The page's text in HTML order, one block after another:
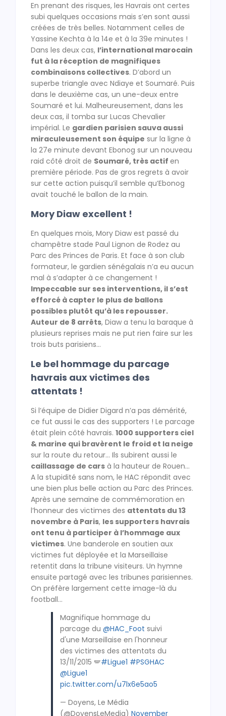
En prenant des risques, les Havrais ont certes
subi quelques occasions mais s’en sont aussi
créées de très belles. Notamment celles de
Yassine Kechta à la 14e et à la 39e minutes !
Dans les deux cas, l’international marocain
fut à la réception de magnifiques
combinaisons collectives. D’abord un
superbe triangle avec Ndiaye et Soumaré. Puis
dans le deuxième cas, un une-deux entre
Soumaré et lui. Malheureusement, dans les
deux cas, il tomba sur Lucas Chevalier
impérial. Le gardien parisien sauva aussi
miraculeusement son équipe sur la ligne à
la 27e minute devant Ebonog sur un nouveau
raid côté droit de Soumaré, très actif en
première période. Pas de gros regrets à avoir
sur cette action puisqu’il semble qu’Ebonog
avait touché le ballon de la main.
Mory Diaw excellent !
En quelques mois, Mory Diaw est passé du
champêtre stade Paul Lignon de Rodez au
Parc des Princes de Paris. Et face à son club
formateur, le gardien sénégalais n’a eu aucun
mal à s’adapter à ce changement !
Impeccable sur ses interventions, il s’est
efforcé à capter le plus de ballons
possibles plutôt qu’à les repousser.
Auteur de 8 arrêts, Diaw a tenu la baraque à
plusieurs reprises mais ne put rien faire sur les
trois buts parisiens…
Le bel hommage du parcage
havrais aux victimes des
attentats !
Si l’équipe de Didier Digard n’a pas démérité,
ce fut aussi le cas des supporters ! Le parcage
était plein côté havrais. 1000 supporters ciel
& marine qui bravèrent le froid et la neige
sur la route du retour… Ils subirent aussi le
caillassage de cars à la hauteur de Rouen…
A la stupidité sans nom, le HAC répondit avec
une bien plus belle action au Parc des Princes.
Après une semaine de commémoration en
l’honneur des victimes des attentats du 13
novembre à Paris, les supporters havrais
ont tenu à participer à l’hommage aux
victimes. Une banderole en soutien aux
victimes fut déployée et la Marseillaise
retentit dans la tribune visiteurs. Un hymne
ensuite partagé avec les tribunes parisiennes.
On préfère largement cette image-là du
football…
Magnifique hommage du
parcage du @HAC_Foot suivi
d'une Marseillaise en l'honneur
des victimes des attentats du
13/11/2015 🪽#Ligue1 #PSGHAC
@Ligue1
pic.twitter.com/u7lx6e5ao5
— Doyens, Le Média
(@DoyensLeMedia) November